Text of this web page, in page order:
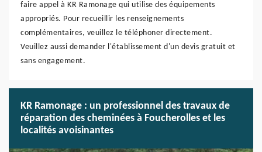
faire appel à KR Ramonage qui utilise des équipements
appropriés. Pour recueillir les renseignements
complémentaires, veuillez le téléphoner directement.
Veuillez aussi demander l'établissement d'un devis gratuit et
sans engagement.
KR Ramonage : un professionnel des travaux de
réparation des cheminées à Foucherolles et les
localités avoisinantes